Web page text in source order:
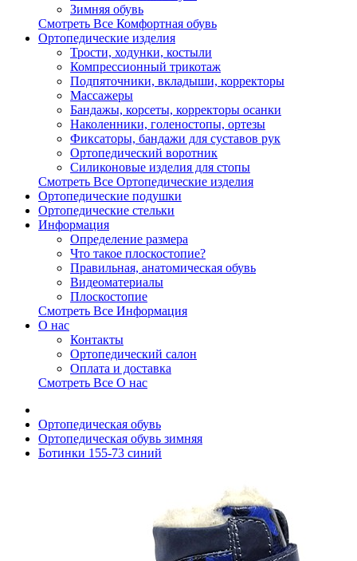
Зимняя обувь
Смотреть Все Комфортная обувь
Ортопедические изделия
Трости, ходунки, костыли
Компрессионный трикотаж
Подпяточники, вкладыши, корректоры
Массажеры
Бандажы, корсеты, корректоры осанки
Наколенники, голеностопы, ортезы
Фиксаторы, бандажи для суставов рук
Ортопедический воротник
Силиконовые изделия для стопы
Смотреть Все Ортопедические изделия
Ортопедические подушки
Ортопедические стельки
Информация
Определение размера
Что такое плоскостопие?
Правильная, анатомическая обувь
Видеоматериалы
Плоскостопие
Смотреть Все Информация
О нас
Контакты
Ортопедический салон
Оплата и доставка
Смотреть Все О нас
Ортопедическая обувь
Ортопедическая обувь зимняя
Ботинки 155-73 синий